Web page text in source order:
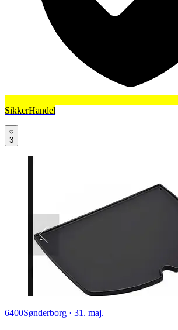
SikkerHandel
3
6400Sønderborg · 31. maj.